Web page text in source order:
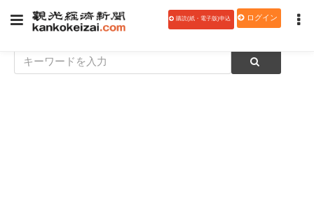
購読(紙・電子版)申込 ログイン